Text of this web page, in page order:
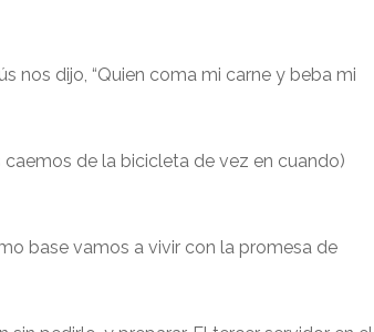
nos dijo, “Quien coma mi carne y beba mi
de la bicicleta de vez en cuando)
base vamos a vivir con la promesa de